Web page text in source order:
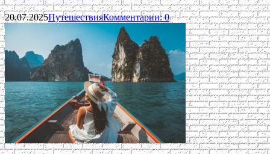
20.07.2025ПутешествияКомментарии: 0